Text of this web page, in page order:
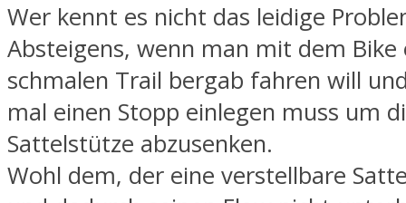
Wer kennt es nicht das leidige
Absteigens, wenn man mit dem Bike
schmalen Trail bergab fahren will
mal einen Stopp einlegen muss um
Sattelstütze abzusenken.
Wohl dem, der eine verstellbare